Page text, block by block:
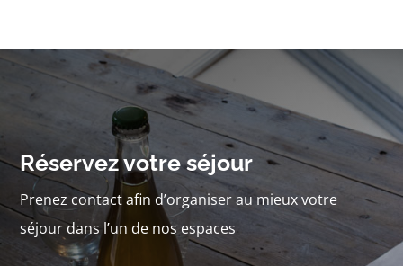
Réservez votre séjour
Prenez contact afin d’organiser au mieux votre
séjour dans l’un de nos espaces